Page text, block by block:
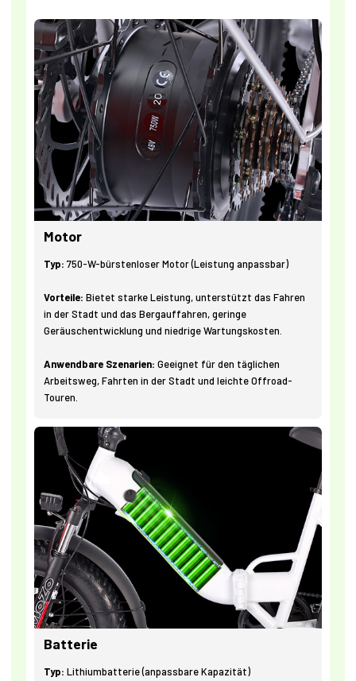
Motor
Typ:750-W-bürstenloser Motor (Leistung anpassbar)
Vorteile: Bietet starke Leistung, unterstützt das Fahren
in der Stadt und das Bergauffahren, geringe
Geräuschentwicklung und niedrige Wartungskosten.
Anwendbare Szenarien:Geeignet für den täglichen
Arbeitsweg, Fahrten in der Stadt und leichte Offroad-
Touren.
Batterie
Typ: Lithiumbatterie (anpassbare Kapazität)